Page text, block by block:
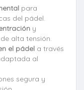
para
del pádel.
y
alta tensión.
el pádel a través
al
segura y